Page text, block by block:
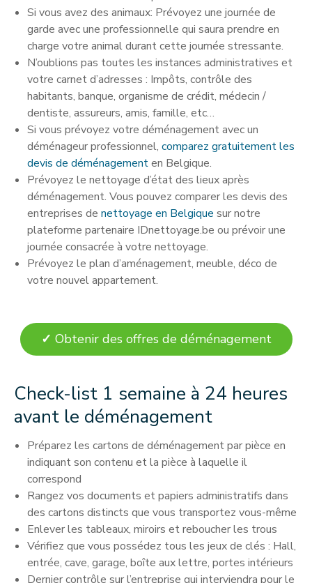
Si vous avez des animaux: Prévoyez une journée de
garde avec une professionnelle qui saura prendre en
charge votre animal durant cette journée stressante.
N’oublions pas toutes les instances administratives et
votre carnet d’adresses : Impôts, contrôle des
habitants, banque, organisme de crédit, médecin /
dentiste, assureurs, amis, famille, etc…
Si vous prévoyez votre déménagement avec un
déménageur professionnel,comparez gratuitement les
devis de déménagementen Belgique.
Prévoyez le nettoyage d’état des lieux après
déménagement. Vous pouvez comparer les devis des
entreprises denettoyage en Belgique sur notre
plateforme partenaire IDnettoyage.be ou prévoir une
journée consacrée à votre nettoyage.
Prévoyez le plan d’aménagement, meuble, déco de
votre nouvel appartement.
✓ Obtenir des offres de déménagement
Check-list 1 semaine à 24 heures
avant le déménagement
Préparez les cartons de déménagement par pièce en
indiquant son contenu et la pièce à laquelle il
correspond
Rangez vos documents et papiers administratifs dans
des cartons distincts que vous transportez vous-même
Enlever les tableaux, miroirs et reboucher les trous
Vérifiez que vous possédez tous les jeux de clés : Hall,
entrée, cave, garage, boîte aux lettre, portes intérieurs
Dernier contrôle sur l’entreprise qui interviendra pour le